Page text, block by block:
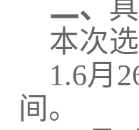
二、
本次
1.6月
间。